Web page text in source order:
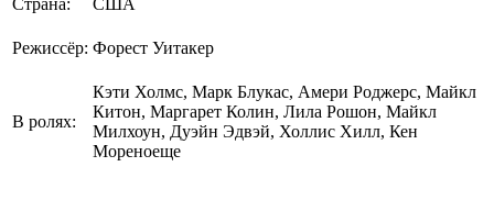
Режиссёр: Форест Уитакер
В ролях:
Кэти Холмс, Марк Блукас, Амери Роджерс, Майкл
Китон, Маргарет Колин, Лила Рошон, Майкл
Милхоун, Дуэйн Эдвэй, Холлис Хилл, Кен
Мореноеще